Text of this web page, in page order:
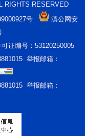
RIGHTS RESERVED
号
滇公网安
证编号：53120250005
举报邮箱：
举报邮箱：